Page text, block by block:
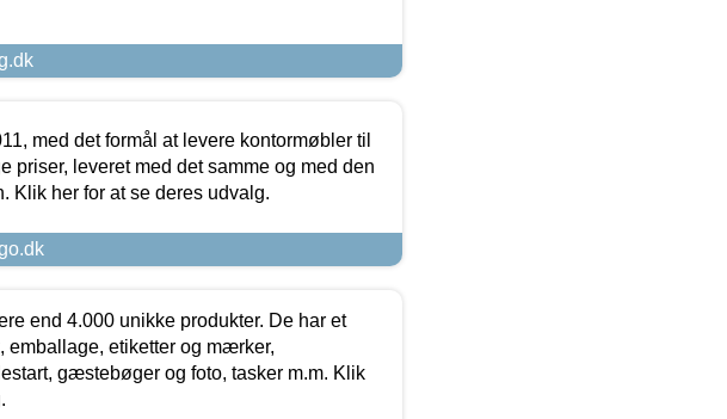
med det formål at levere kontormøbler til
priser, leveret med det samme og med den
Klik her for at se deres udvalg.
end 4.000 unikke produkter. De har et
emballage, etiketter og mærker,
gæstebøger og foto, tasker m.m. Klik